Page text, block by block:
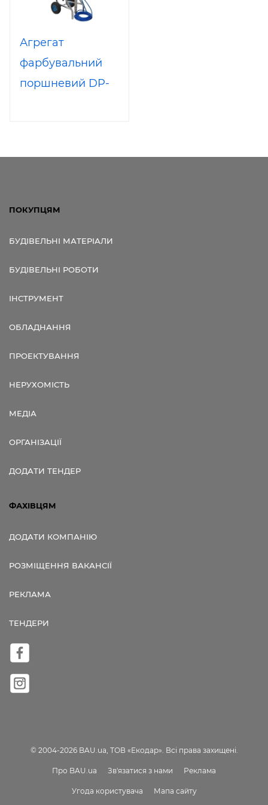
Агрегат
фарбувальний
поршневий DP-
ПОКУПЦЯМ
БУДІВЕЛЬНІ МАТЕРІАЛИ
БУДІВЕЛЬНІ РОБОТИ
ІНСТРУМЕНТ
ОБЛАДНАННЯ
ПРОЕКТУВАННЯ
НЕРУХОМІСТЬ
МЕДІА
ОРГАНІЗАЦІЇ
ДОДАТИ ТЕНДЕР
ФАХІВЦЯМ
ДОДАТИ КОМПАНІЮ
РОЗМІЩЕННЯ ВАКАНСІЇ
РЕКЛАМА
ТЕНДЕРИ
© 2004-2026 BAU.ua, ТОВ «Екодар». Всі права захищені.
Про BAU.ua Зв'язатися з нами Реклама
Угода користувача Мапа сайту